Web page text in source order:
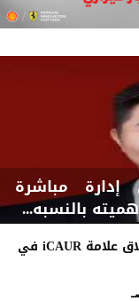
إدارة مباشرة
بالنسبه...
جي بي أوتو تستعد لإطلاق علامة iCAUR في